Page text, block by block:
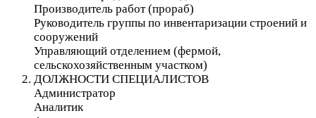
Производитель работ (прораб)
Руководитель группы по инвентаризации строений и
сооружений
Управляющий отделением (фермой,
сельскохозяйственным участком)
ДОЛЖНОСТИ СПЕЦИАЛИСТОВ
Администратор
Аналитик